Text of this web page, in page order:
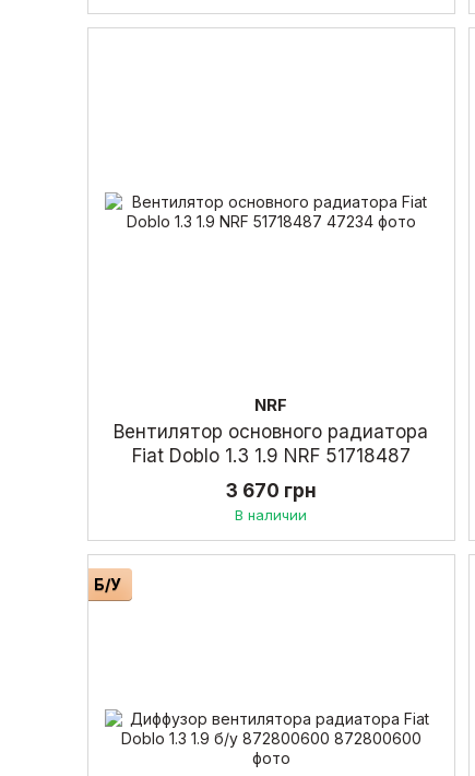
NRF
Вентилятор основного радиатора
Fiat Doblo 1.3 1.9 NRF 51718487
3 670 грн
В наличии
Б/У